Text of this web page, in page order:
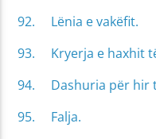
Lënia e vakëfit.
Kryerja e haxhit
Dashuria për hir
Falja.